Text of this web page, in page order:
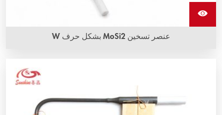
عنصر تسخين MoSi2 بشكل حرف W
تسخين مركب ثاني أكسيد الموليبدينوم، هي عناصر تسخين MoSi2
واحدة. يمكنها تحمل التآكل بدرجات حرارة عالية جدًا.